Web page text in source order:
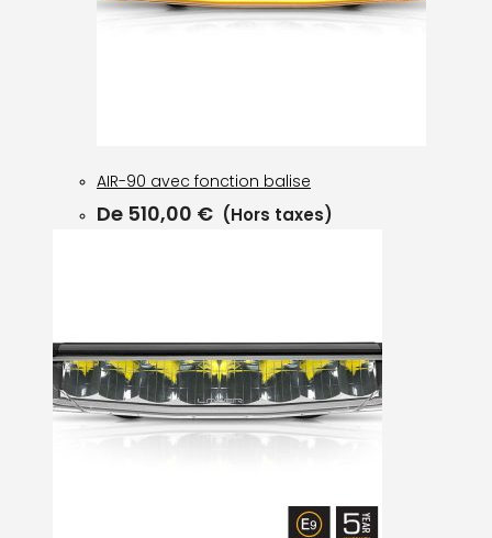
AIR-90 avec fonction balise
De 510,00 € (Hors taxes)